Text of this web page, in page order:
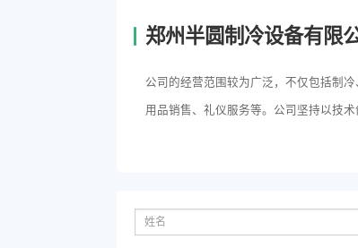
郑州半圆制冷设备有限
公司的经营范围较为广泛，不仅包括制
用品销售、礼仪服务等。公司坚持以技